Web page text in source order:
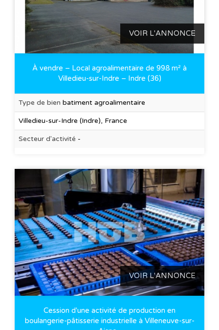
VOIR L'ANNONCE
À vendre – Local agroalimentaire de 998 m² à
Villedieu-sur-Indre – Indre (36)
Type de bien batiment agroalimentaire
Villedieu-sur-Indre (Indre), France
Secteur d'activité -
VOIR L'ANNONCE
Cession d'une activité de production en
boulangerie-pâtisserie industrielle à Villeneuve-sur-